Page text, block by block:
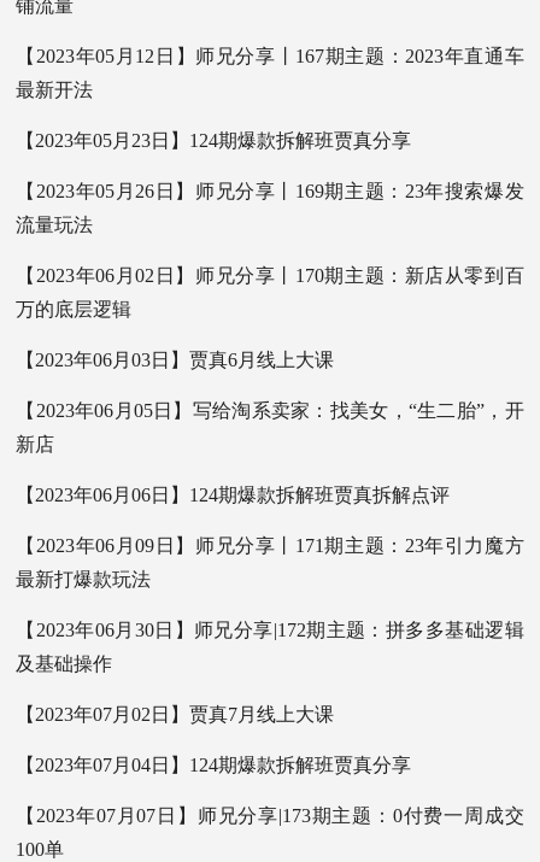
铺流量
【2023年05月12日】师兄分享丨167期主题：2023年直通车
最新开法
【2023年05月23日】124期爆款拆解班贾真分享
【2023年05月26日】师兄分享丨169期主题：23年搜索爆发
流量玩法
【2023年06月02日】师兄分享丨170期主题：新店从零到百
万的底层逻辑
【2023年06月03日】贾真6月线上大课
【2023年06月05日】写给淘系卖家：找美女，“生二胎”，开
新店
【2023年06月06日】124期爆款拆解班贾真拆解点评
【2023年06月09日】师兄分享丨171期主题：23年引力魔方
最新打爆款玩法
【2023年06月30日】师兄分享|172期主题：拼多多基础逻辑
及基础操作
【2023年07月02日】贾真7月线上大课
【2023年07月04日】124期爆款拆解班贾真分享
【2023年07月07日】师兄分享|173期主题：0付费一周成交
100单